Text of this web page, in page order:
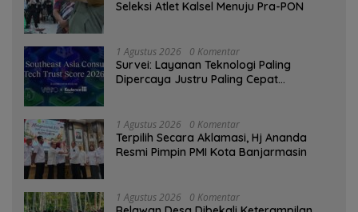
Seleksi Atlet Kalsel Menuju Pra-PON
1 Agustus 2026 0 Komentar
Survei: Layanan Teknologi Paling
Dipercaya Justru Paling Cepat
1 Agustus 2026 0 Komentar
‎Terpilih Secara Aklamasi, Hj Ananda
Resmi Pimpin PMI Kota Banjarmasin
1 Agustus 2026 0 Komentar